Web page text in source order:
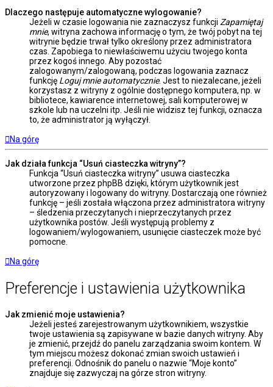
Dlaczego następuje automatyczne wylogowanie?
Jeżeli w czasie logowania nie zaznaczysz funkcji Zapamiętaj
mnie, witryna zachowa informację o tym, że twój pobyt na tej
witrynie będzie trwał tylko określony przez administratora
czas. Zapobiega to niewłaściwemu użyciu twojego konta
przez kogoś innego. Aby pozostać
zalogowanym/zalogowaną, podczas logowania zaznacz
funkcję Loguj mnie automatycznie. Jest to niezalecane, jeżeli
korzystasz z witryny z ogólnie dostępnego komputera, np. w
bibliotece, kawiarence internetowej, sali komputerowej w
szkole lub na uczelni itp. Jeśli nie widzisz tej funkcji, oznacza
to, że administrator ją wyłączył.
Na górę
Jak działa funkcja “Usuń ciasteczka witryny”?
Funkcja “Usuń ciasteczka witryny” usuwa ciasteczka
utworzone przez phpBB dzięki, którym użytkownik jest
autoryzowany i logowany do witryny. Dostarczają one również
funkcję – jeśli została włączona przez administratora witryny
– śledzenia przeczytanych i nieprzeczytanych przez
użytkownika postów. Jeśli występują problemy z
logowaniem/wylogowaniem, usunięcie ciasteczek może być
pomocne.
Na górę
Preferencje i ustawienia użytkownika
Jak zmienić moje ustawienia?
Jeżeli jesteś zarejestrowanym użytkownikiem, wszystkie
twoje ustawienia są zapisywane w bazie danych witryny. Aby
je zmienić, przejdź do panelu zarządzania swoim kontem. W
tym miejscu możesz dokonać zmian swoich ustawień i
preferencji. Odnośnik do panelu o nazwie “Moje konto”
znajduje się zazwyczaj na górze stron witryny.